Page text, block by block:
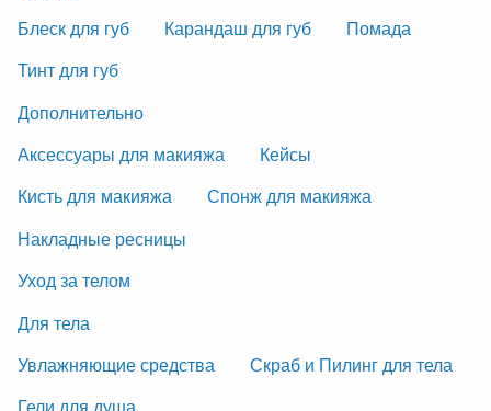
Блеск для губ
Карандаш для губ
Помада
Тинт для губ
Дополнительно
Аксессуары для макияжа
Кейсы
Кисть для макияжа
Спонж для макияжа
Накладные ресницы
Уход за телом
Для тела
Увлажняющие средства
Скраб и Пилинг для тела